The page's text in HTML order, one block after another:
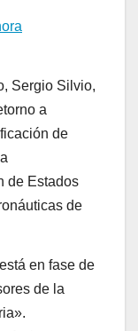
Sergio Silvio,
a
de
de Estados
de
en fase de
de la